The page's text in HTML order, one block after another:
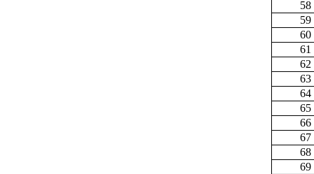
58
59
60
61
62
63
64
65
66
67
68
69